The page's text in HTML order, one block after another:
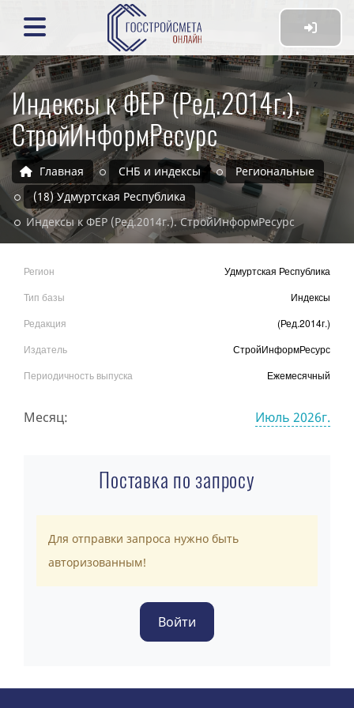
Индексы к ФЕР (Ред.2014г.).
СтройИнформРесурс
Главная СНБ и индексы
Региональные
(18) Удмуртская Республика
Индексы к ФЕР (Ред.2014г.). СтройИнформРесурс
Регион
Удмуртская Республика
Тип базы
Индексы
Редакция
(Ред.2014г.)
Издатель
СтройИнформРесурс
Периодичность выпуска
Ежемесячный
Месяц: Июль 2026г.
Поставка по запросу
Для отправки запроса нужно быть
авторизованным!